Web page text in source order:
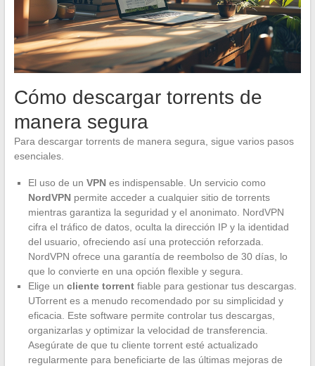
Cómo descargar torrents de
manera segura
Para descargar torrents de manera segura, sigue varios pasos
esenciales.
El uso de un VPNes indispensable. Un servicio como
NordVPNpermite acceder a cualquier sitio de torrents
mientras garantiza la seguridad y el anonimato. NordVPN
cifra el tráfico de datos, oculta la dirección IP y la identidad
del usuario, ofreciendo así una protección reforzada.
NordVPN ofrece una garantía de reembolso de 30 días, lo
que lo convierte en una opción flexible y segura.
Elige un cliente torrentfiable para gestionar tus descargas.
UTorrent es a menudo recomendado por su simplicidad y
eficacia. Este software permite controlar tus descargas,
organizarlas y optimizar la velocidad de transferencia.
Asegúrate de que tu cliente torrent esté actualizado
regularmente para beneficiarte de las últimas mejoras de